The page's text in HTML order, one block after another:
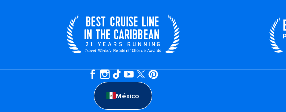
México